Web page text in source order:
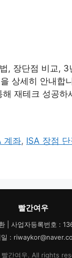
, 장단점 비교, 3
상세히 안내합
재테크 성공하
계좌, ISA 장점 단
빨간여우
| 사업자등록번호 :
일 :
간여우. All rights